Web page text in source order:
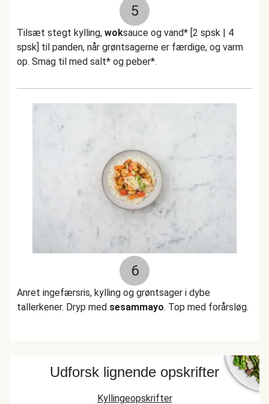
5
Tilsæt stegt kylling, woksauce og vand* [2 spsk | 4
spsk] til panden, når grøntsagerne er færdige, og varm
op. Smag til med salt* og peber*.
6
Anret ingefærsris, kylling og grøntsager i dybe
tallerkener. Dryp med sesammayo. Top med forårsløg.
Udforsk lignende opskrifter
Kyllingeopskrifter